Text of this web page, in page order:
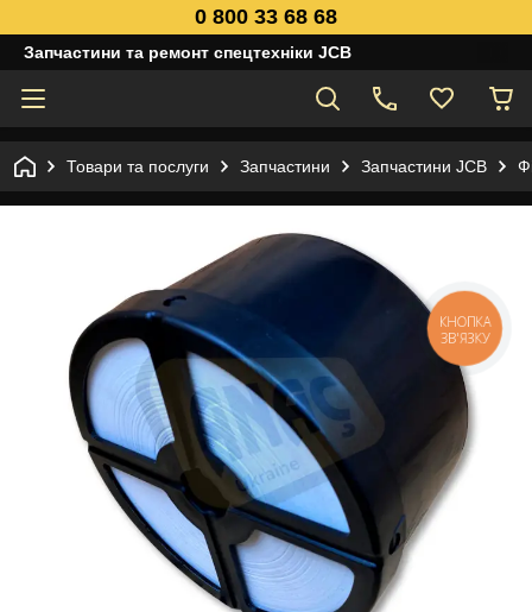
0 800 33 68 68
Запчастини та ремонт спецтехніки JCB
Товари та послуги Запчастини Запчастини JCB
КНОПКА
ЗВ'ЯЗКУ